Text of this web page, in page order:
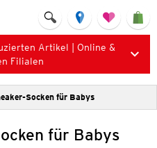
Artikel | Online &
Filialen
Socken für Babys
für Babys